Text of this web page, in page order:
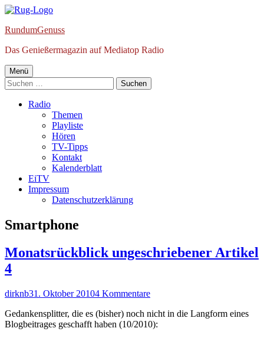
Springe
Inhalt
RundumGenuss
Das Genießermagazin auf Mediatop Radio
Primäres
Menü
Menü
Suchen
nach:
Radio
Themen
Playliste
Hören
TV-Tipps
Kontakt
Kalenderblatt
EiTV
Impressum
Datenschutzerklärung
Schlagwort:
Smartphone
Monatsrückblick ungeschriebener Artikel
4
Autor
dirknbVeröffentlicht
31. Oktober 20104 Kommentarezu
ungeschriebener
Artikel
Gedankensplitter, die es (bisher) noch nicht in die Langform eines
Blogbeitrages geschafft haben (10/2010):